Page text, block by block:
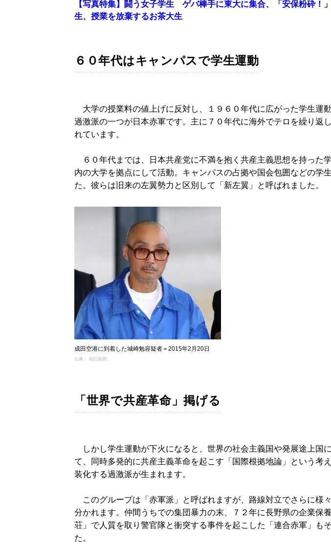
【写真特集】闘う女子学生 ゲバ棒手に東大に集合、「安保粉砕！
生、授業を放棄するお茶大生
６０年代はキャンパスで学生運動
大学の授業料の値上げに反対し、１９６０年代に広がった学生運
過激派の一つが日本赤軍です。主に７０年代に海外でテロを繰り返
れています。
６０年代までは、日本共産党に不満を抱く共産主義思想を持った
内の大学を拠点にして活動。キャンパスの占拠や国会包囲などの学
た。彼らは旧来の左翼勢力と区別して「新左翼」と呼ばれました。
成田空港に到着した城崎勉容疑者＝2015年2月20日
出典： 朝日新聞
「世界で共産革命」掲げる
しかし学生運動が下火になると、世界の社会主義国や発展途上国
て、同時多発的に共産主義革命を起こす「国際根拠地論」という考
装化する過激派が生まれます。
このグループは「赤軍派」と呼ばれますが、路線対立でさらに様
分かれます。仲間うちでの集団暴力の末、７２年に長野県の企業保
荘」で人質を取り警官隊と衝突する事件を起こした「連合赤軍」も
た。